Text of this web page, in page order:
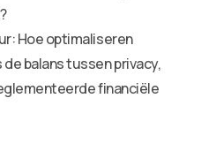
Hoe optimaliseren
balans tussen privacy,
financiële